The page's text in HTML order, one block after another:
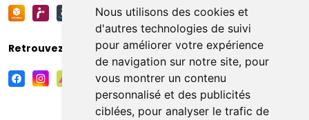
Nous utilisons des cookies et
d'autres technologies de suivi
pour améliorer votre expérience
de navigation sur notre site, pour
vous montrer un contenu
personnalisé et des publicités
ciblées, pour analyser le trafic de
Retrouvez-nous sur vos réseaux sociaux